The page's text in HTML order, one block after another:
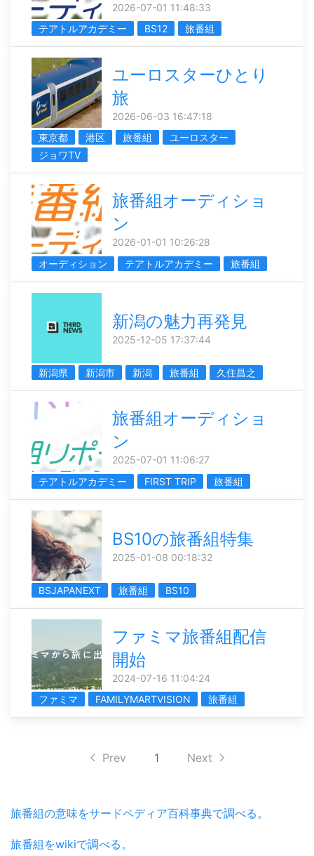
2026-07-01 11:48:33
テアトルアカデミー
BS12 旅番組
ユーロスターひとり
旅
2026-06-03 16:47:18
東京都
港区 旅番組
ユーロスター
ジョワTV
旅番組オーディショ
ン
2026-01-01 10:26:28
オーディション
テアトルアカデミー 旅番組
新潟の魅力再発見
2025-12-05 17:37:44
新潟県 新潟市 新潟 旅番組 久住昌之
旅番組オーディショ
ン
2025-07-01 11:06:27
テアトルアカデミー
FIRST TRIP 旅番組
BS10の旅番組特集
2025-01-08 00:18:32
BSJAPANEXT 旅番組 BS10
ファミマ旅番組配信
開始
2024-07-16 11:04:24
ファミマ
FAMILYMARTVISION 旅番組
Prev 1 Next
旅番組の意味をサードペディア百科事典で調べる。
旅番組をwikiで調べる。